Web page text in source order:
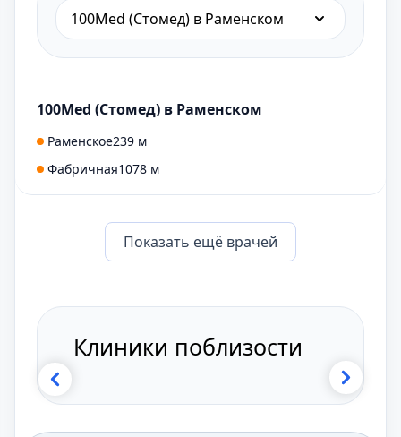
100Med (Стомед) в Раменском
100Med (Стомед) в Раменском
Раменское239 м
Фабричная1078 м
Показать eщё врачей
Клиники поблизости